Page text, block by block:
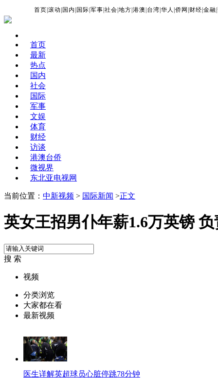
首页 |滚动 国内 国际 |军事 |社会 |地方 |港澳 台湾 |华人 |侨网 财经 |金融 |
首页
最新
热点
国内
社会
国际
军事
文娱
体育
财经
访谈
港澳台侨
微视界
东北亚电视网
当前位置： 中新视频 > 国际新闻 >正文
英女王招男仆年薪1.6万英镑
搜 索
视频
分类浏览
大家都在看
最新视频
医生详解英超球员心脏停跳78分钟